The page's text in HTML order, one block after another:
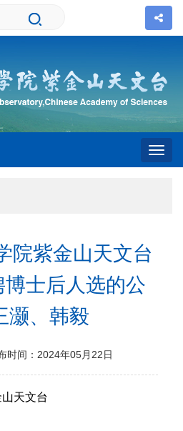
院紫金山天文台
士后人选的公
灏、韩毅
时间：2024年05月22日
天文台